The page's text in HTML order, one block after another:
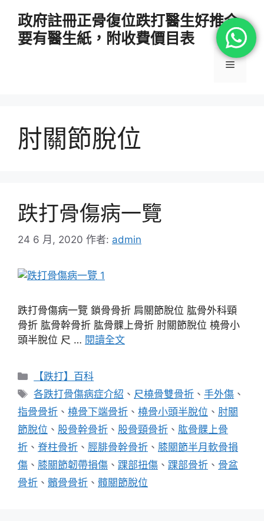
政府註冊正骨復位跌打醫生好推介
要有醫生紙，附收費價目表
選
肘關節脫位
跌打骨傷病一覽
24 6 月, 2020 作者: admin
跌打骨傷病一覽 鎖骨骨折 肩關節脫位 肱骨外科頸
骨折 肱骨幹骨折 肱骨髁上骨折 肘關節脫位 橈骨小
頭半脫位 尺 … 閱讀全文
分
類
【跌打】百科
標
籤
各跌打骨傷病症介紹 、 尺橈骨雙骨折 、手外傷 、
指骨骨折 、 橈骨下端骨折 、 橈骨小頭半脫位 、 肘關
節脫位 、 股骨幹骨折 、 股骨頸骨折 、 肱骨髁上骨
折 、 脊柱骨折 、 脛腓骨幹骨折 、 膝關節半月軟骨損
傷 、 膝關節韌帶損傷 、 踝部扭傷 、 踝部骨折 、 骨盆
骨折 、 髕骨骨折 、 髖關節脫位